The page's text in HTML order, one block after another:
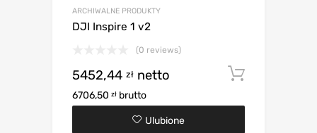
ARCHIWALNE PRODUKTY
DJI Inspire 1 v2
(0 reviews)
5452,44 zł netto
6706,50 zł brutto
Ulubione